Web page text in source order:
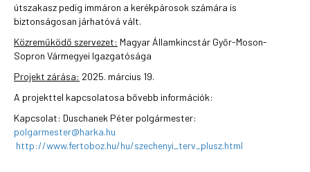
útszakasz pedig immáron a kerékpárosok számára is
biztonságosan járhatóvá vált.
Közreműködő szervezet: Magyar Államkincstár Győr-Moson-
Sopron Vármegyei Igazgatósága
Projekt zárása: 2025. március 19.
A projekttel kapcsolatosa bővebb információk:
Kapcsolat: Duschanek Péter polgármester:
polgarmester@harka.hu
http://www.fertoboz.hu/hu/szechenyi_terv_plusz.html